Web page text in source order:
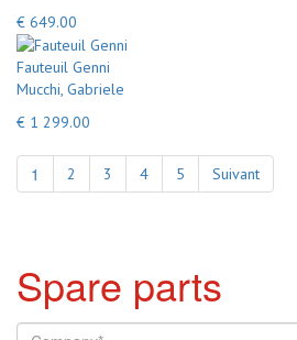
€ 649.00
Fauteuil Genni
Mucchi, Gabriele
€ 1 299.00
1 2 3 4 5 Suivant
Spare parts